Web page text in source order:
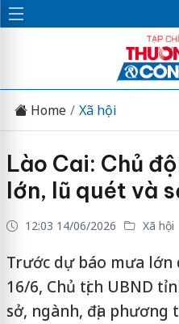
Home Xã hội
Lào Cai: Chủ
lớn, lũ quét và
12:03 14/06/2026 Xã hội
Trước dự báo mưa
16/6, Chủ tịch UBND
sở, ngành, địa